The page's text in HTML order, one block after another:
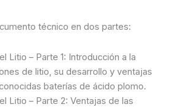
técnico en dos partes:
Litio – Parte 1: Introducción a la
de litio, su desarrollo y ventajas
baterías de ácido plomo.
Litio – Parte 2: Ventajas de las